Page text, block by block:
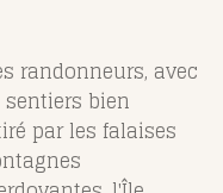
randonneurs, avec
bien
par les falaises